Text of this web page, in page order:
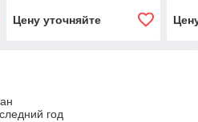
Цену уточняйте
год